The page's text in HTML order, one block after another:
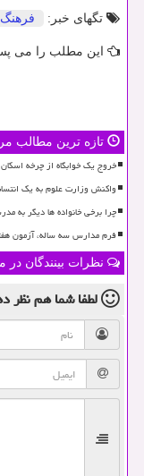
تگهای خبر:
فرهنگ
این مطلب را می
تازه ترین مطالب
خروج یک خوابگاه از چرخه
واکنش وزارت علوم به یک
چرا برخی خانواده ها دیگر به
فرم مدارس سه ساله، آزمون
نظرات بینندگان
لطفا شما همنظر